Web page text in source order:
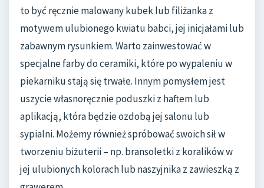
to być ręcznie malowany kubek lub filiżanka z
motywem ulubionego kwiatu babci, jej inicjałami lub
zabawnym rysunkiem. Warto zainwestować w
specjalne farby do ceramiki, które po wypaleniu w
piekarniku stają się trwałe. Innym pomysłem jest
uszycie własnoręcznie poduszki z haftem lub
aplikacją, która będzie ozdobą jej salonu lub
sypialni. Możemy również spróbować swoich sił w
tworzeniu biżuterii – np. bransoletki z koralików w
jej ulubionych kolorach lub naszyjnika z zawieszką z